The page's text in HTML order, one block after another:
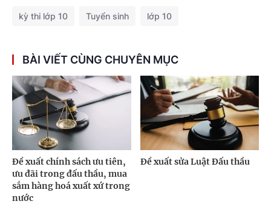
kỳ thi lớp 10 Tuyển sinh lớp 10
BÀI VIẾT CÙNG CHUYÊN MỤC
Đề xuất chính sách ưu tiên,
ưu đãi trong đấu thầu, mua
sắm hàng hoá xuất xứ trong
nước
Đề xuất sửa Luật Đấu thầu